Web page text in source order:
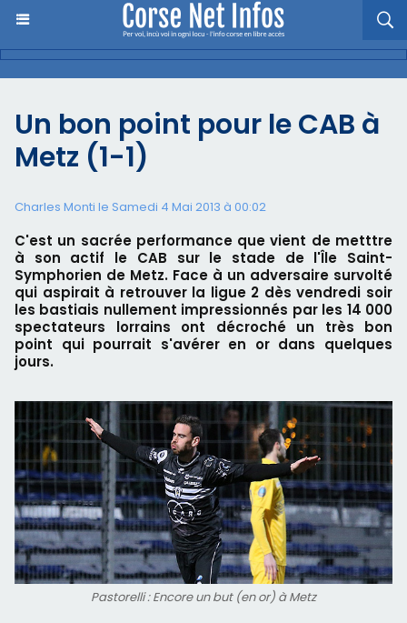
Un bon point pour le CAB à
Metz (1-1)
Charles Monti le Samedi 4 Mai 2013 à 00:02
C'est un sacrée performance que vient de metttre
à son actif le CAB sur le stade de l'Île Saint-
Symphorien de Metz. Face à un adversaire survolté
qui aspirait à retrouver la ligue 2 dès vendredi soir
les bastiais nullement impressionnés par les 14 000
spectateurs lorrains ont décroché un très bon
point qui pourrait s'avérer en or dans quelques
jours.
Pastorelli : Encore un but (en or) à Metz